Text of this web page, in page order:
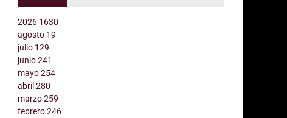
2026 1630
agosto 19
julio 129
junio241
mayo254
abril280
marzo259
febrero246